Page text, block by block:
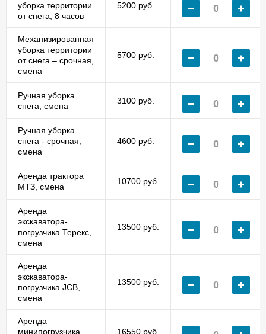
уборка территории
от снега, 8 часов
5200 руб.
Механизированная
уборка территории
от снега – срочная,
смена
5700 руб.
Ручная уборка
снега, смена
3100 руб.
Ручная уборка
снега - срочная,
смена
4600 руб.
Аренда трактора
МТЗ, смена
10700 руб.
Аренда
экскаватора-
погрузчика Терекс,
смена
13500 руб.
Аренда
экскаватора-
погрузчика JCB,
смена
13500 руб.
Аренда
минипогрузчика
16550 руб.